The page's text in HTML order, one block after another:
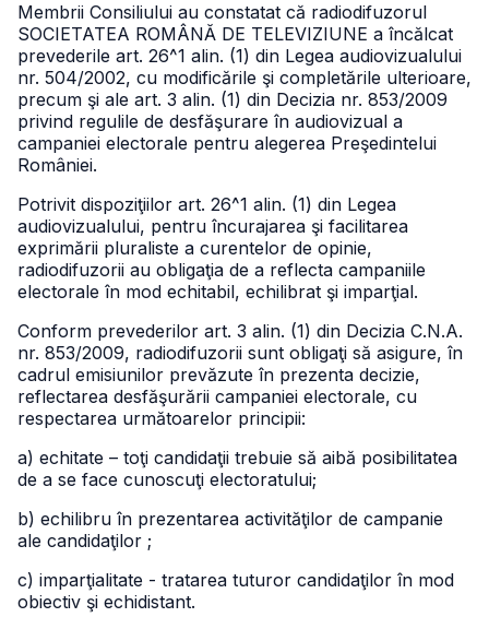
Membrii Consiliului au constatat că radiodifuzorul
SOCIETATEA ROMÂNĂ DE TELEVIZIUNE a încălcat
prevederile art. 26^1 alin. (1) din Legea audiovizualului
nr. 504/2002, cu modificările şi completările ulterioare,
precum şi ale art. 3 alin. (1) din Decizia nr. 853/2009
privind regulile de desfăşurare în audiovizual a
campaniei electorale pentru alegerea Preşedintelui
României.
Potrivit dispoziţiilor art. 26^1 alin. (1) din Legea
audiovizualului, pentru încurajarea şi facilitarea
exprimării pluraliste a curentelor de opinie,
radiodifuzorii au obligaţia de a reflecta campaniile
electorale în mod echitabil, echilibrat şi imparţial.
Conform prevederilor art. 3 alin. (1) din Decizia C.N.A.
nr. 853/2009, radiodifuzorii sunt obligaţi să asigure, în
cadrul emisiunilor prevăzute în prezenta decizie,
reflectarea desfăşurării campaniei electorale, cu
respectarea următoarelor principii:
a) echitate – toţi candidaţii trebuie să aibă posibilitatea
de a se face cunoscuţi electoratului;
b) echilibru în prezentarea activităţilor de campanie
ale candidaţilor ;
c) imparţialitate - tratarea tuturor candidaţilor în mod
obiectiv şi echidistant.